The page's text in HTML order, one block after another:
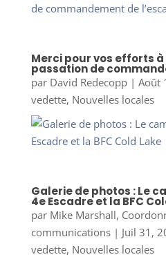
Merci pour vos efforts à
passation de
par David Redecopp| Août
vedette, Nouvelles locales
Galerie de photos : Le
4e Escadre et la BFC
par Mike Marshall,
communications| Juil 31,
vedette, Nouvelles locales